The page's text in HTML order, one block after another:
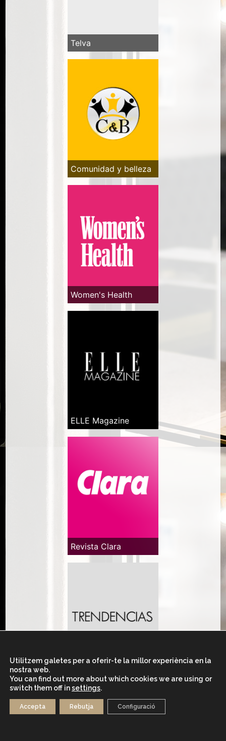
Telva
Comunidad y belleza
Women's Health
ELLE Magazine
Revista Clara
Utilitzem galetes per a oferir-te la millor experiència en la
nostra web.
You can find out more about which cookies we are using or
switch them off insettings.
Accepta Rebutja Configuració